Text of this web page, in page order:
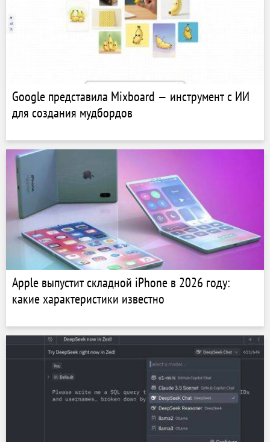
Google представила Mixboard — инструмент с ИИ
для создания мудбордов
Apple выпустит складной iPhone в 2026 году:
какие характеристики известно